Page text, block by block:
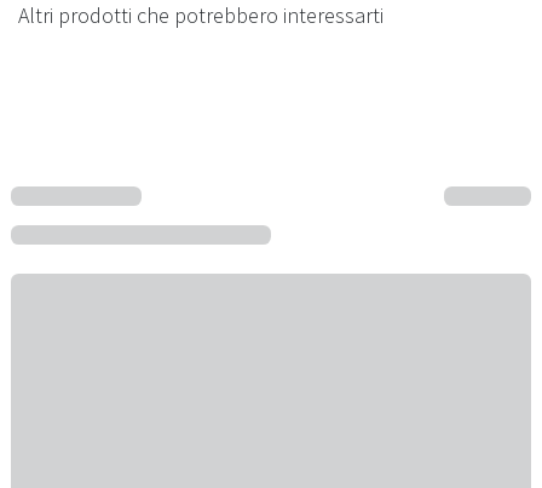
Altri prodotti che potrebbero interessarti